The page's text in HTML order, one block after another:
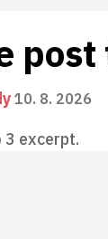
10. 8. 2026
3 excerpt.